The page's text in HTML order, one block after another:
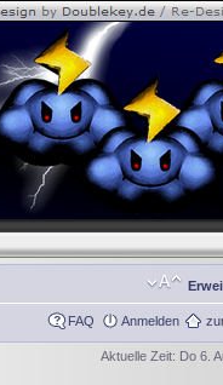
FAQ Anmelden
Aktuelle Zeit: Do 6.